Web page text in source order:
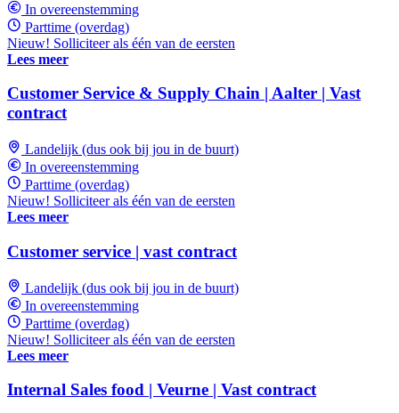
In overeenstemming
Parttime (overdag)
Nieuw! Solliciteer als één van de eersten
Lees meer
Customer Service & Supply Chain | Aalter | Vast
contract
Landelijk (dus ook bij jou in de buurt)
In overeenstemming
Parttime (overdag)
Nieuw! Solliciteer als één van de eersten
Lees meer
Customer service | vast contract
Landelijk (dus ook bij jou in de buurt)
In overeenstemming
Parttime (overdag)
Nieuw! Solliciteer als één van de eersten
Lees meer
Internal Sales food | Veurne | Vast contract